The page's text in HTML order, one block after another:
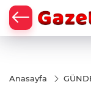
Anasayfa